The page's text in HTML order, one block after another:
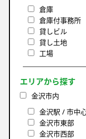
倉庫
倉庫付事務所
貸しビル
貸し土地
工場
エリアから探す
金沢市内
金沢駅 / 市中
金沢市東部
金沢市西部